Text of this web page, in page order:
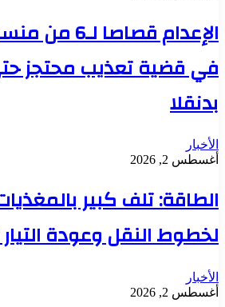
الإعدام
في قضية تعذيب محتجز
بدنقلا
الأخبار
أغسطس 2, 2026
الطاقة: تلف كبير
لخطوط النقل وعودة التيار
الأخبار
أغسطس 2, 2026